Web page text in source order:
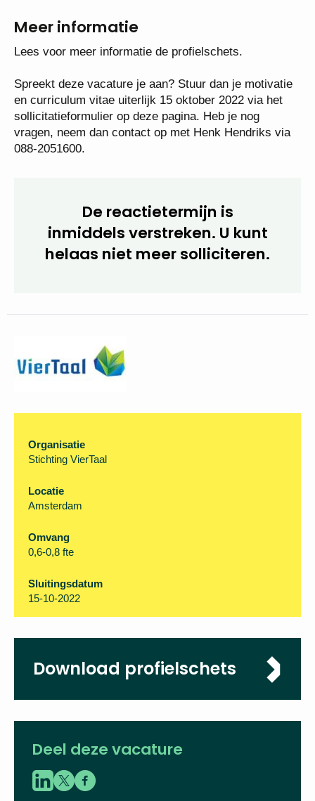
Meer informatie
Lees voor meer informatie de profielschets.
Spreekt deze vacature je aan? Stuur dan je motivatie
en curriculum vitae uiterlijk 15 oktober 2022 via het
sollicitatieformulier op deze pagina. Heb je nog
vragen, neem dan contact op met Henk Hendriks via
088-2051600.
De reactietermijn is
inmiddels verstreken. U kunt
helaas niet meer solliciteren.
Organisatie
Stichting VierTaal
Locatie
Amsterdam
Omvang
0,6-0,8 fte
Sluitingsdatum
15-10-2022
Download profielschets
Deel deze vacature